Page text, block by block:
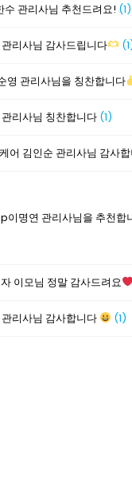
수 관리사님 추천드려요! (1)
리사님 감사드립니다
영 관리사님을 칭찬합니다
리사님 칭찬합니다 (1)
어 김인순 관리사님 감사
이명연 관리사님을 추천합
이모님 정말 감사드려요
리사님 감사합니다 (1)